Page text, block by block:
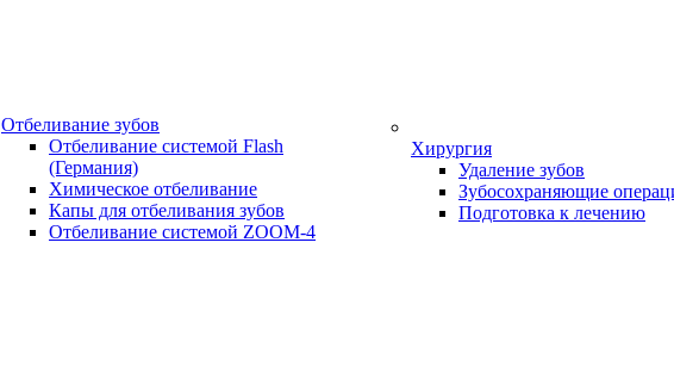
Отбеливание зубов
Отбеливание системой Flash
(Германия)
Химическое отбеливание
Капы для отбеливания зубов
Отбеливание системой ZOOM-4
Хирургия
Удаление зубов
Зубосохраняющие
Подготовка к лечению